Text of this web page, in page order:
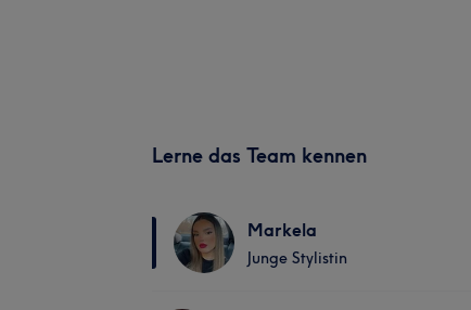
Lerne das Team kennen
Markela
Junge Stylistin